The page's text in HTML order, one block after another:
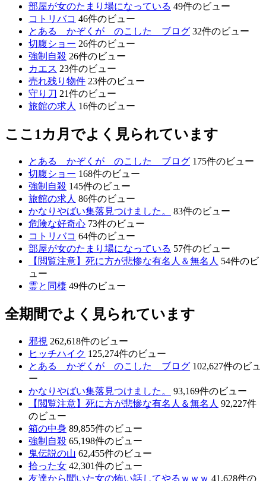
部屋が女のたまり場になっている 49件のビュー
コトリバコ 46件のビュー
とある かぞくが のこした ブログ 32件のビュー
切腹ショー 26件のビュー
強制自殺 26件のビュー
カエス 23件のビュー
売れ残り物件 23件のビュー
守り刀 21件のビュー
旅館の求人 16件のビュー
ここ1カ月でよく見られています
とある かぞくが のこした ブログ 175件のビュー
切腹ショー 168件のビュー
強制自殺 145件のビュー
旅館の求人 86件のビュー
かなりやばい集落見つけました。
83件のビュー
危険な好奇心 73件のビュー
コトリバコ 64件のビュー
部屋が女のたまり場になっている 57件のビュー
【閲覧注意】死に方が悲惨な有名人＆無名人 54件のビ
ュー
霊と同棲 49件のビュー
全期間でよく見られています
邪視 262,618件のビュー
ヒッチハイク 125,274件のビュー
とある かぞくが のこした ブログ 102,627件のビュ
ー
かなりやばい集落見つけました。
93,169件のビュー
【閲覧注意】死に方が悲惨な有名人＆無名人 92,227件
のビュー
箱の中身 89,855件のビュー
強制自殺 65,198件のビュー
鬼伝説の山 62,455件のビュー
拾った女 42,301件のビュー
友達から聞いた女の怖い話してやるｗｗｗ 41,628件の